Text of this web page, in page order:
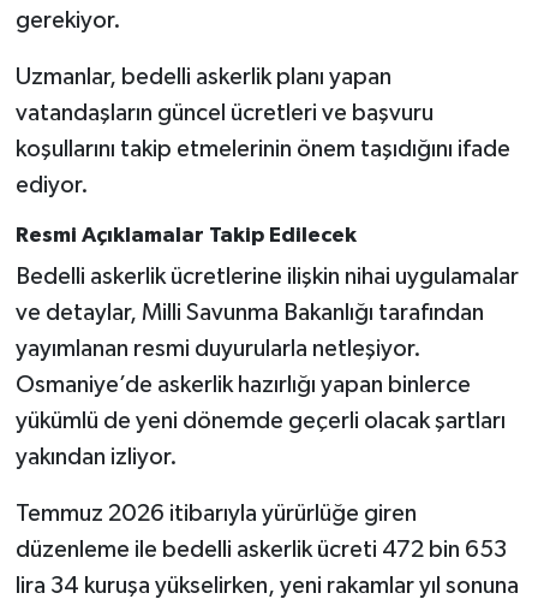
gerekiyor.
Uzmanlar, bedelli askerlik planı yapan
vatandaşların güncel ücretleri ve başvuru
koşullarını takip etmelerinin önem taşıdığını ifade
ediyor.
Resmi Açıklamalar Takip Edilecek
Bedelli askerlik ücretlerine ilişkin nihai uygulamalar
ve detaylar, Milli Savunma Bakanlığı tarafından
yayımlanan resmi duyurularla netleşiyor.
Osmaniye’de askerlik hazırlığı yapan binlerce
yükümlü de yeni dönemde geçerli olacak şartları
yakından izliyor.
Temmuz 2026 itibarıyla yürürlüğe giren
düzenleme ile bedelli askerlik ücreti 472 bin 653
lira 34 kuruşa yükselirken, yeni rakamlar yıl sonuna